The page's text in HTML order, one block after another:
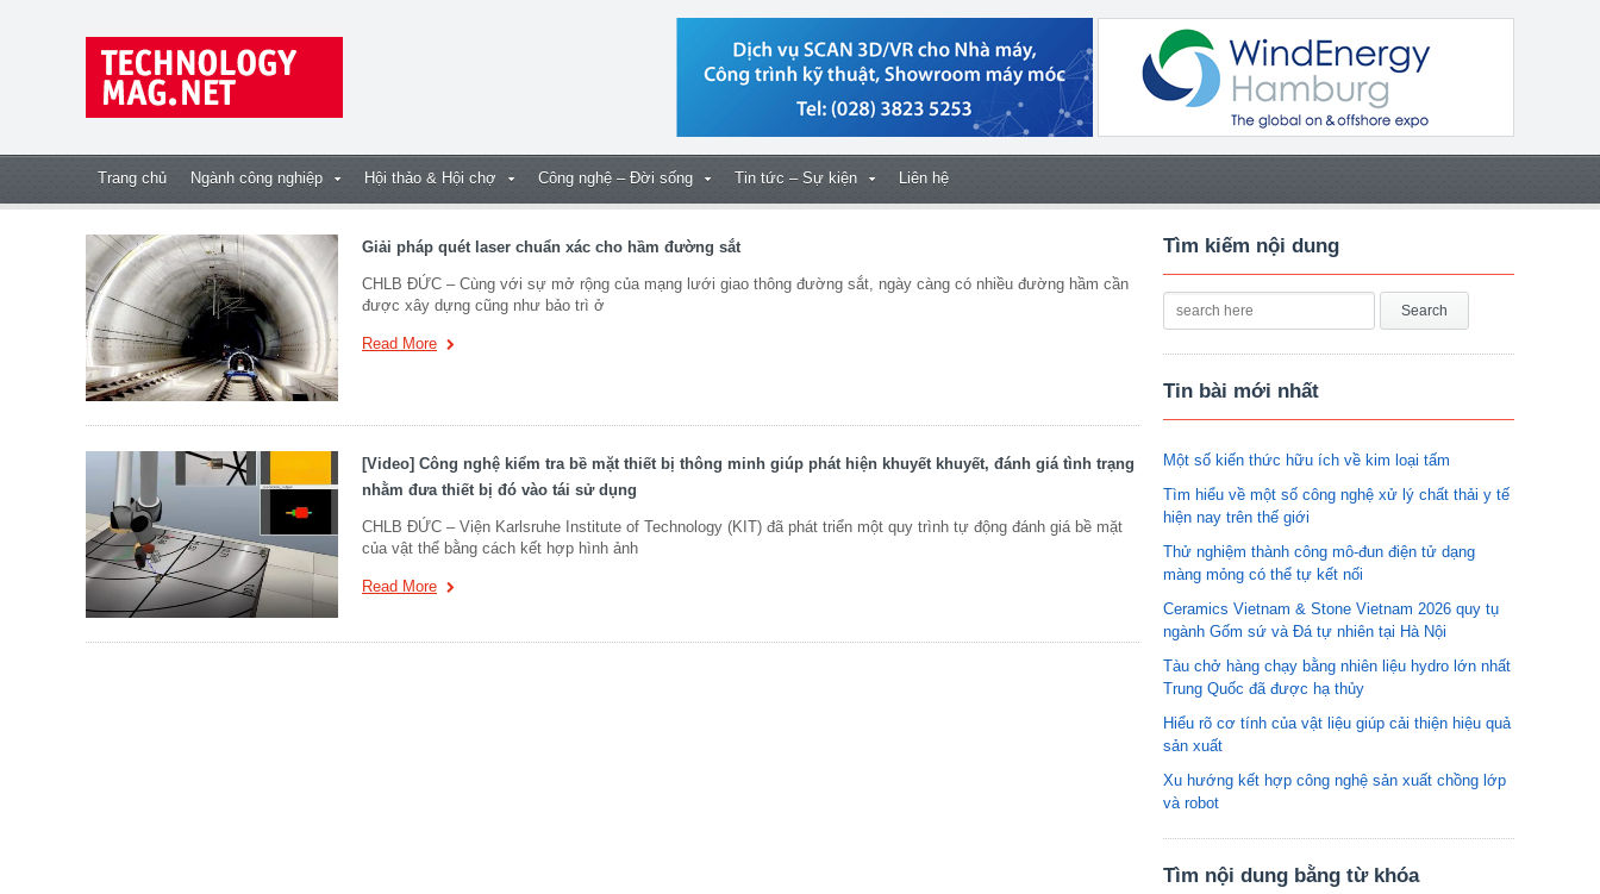
Trang chủ Ngành công nghiệp Hội thảo & Hội chợ Công nghệ – Đời sống Tin tức – Sự kiện Liên hệ
Giải pháp quét laser chuẩn xác cho hầm đường sắt
CHLB ĐỨC – Cùng với sự mở rộng của mạng lưới giao thông đường sắt, ngày càng có nhiều đường hầm cần
được xây dựng cũng như bảo trì ở
Read More
[Video] Công nghệ kiểm tra bề mặt thiết bị thông minh giúp phát hiện khuyết khuyết, đánh giá tình trạng
nhằm đưa thiết bị đó vào tái sử dụng
CHLB ĐỨC – Viện Karlsruhe Institute of Technology (KIT) đã phát triển một quy trình tự động đánh giá bề mặt
của vật thể bằng cách kết hợp hình ảnh
Read More
Tìm kiếm nội dung
Tin bài mới nhất
Một số kiến thức hữu ích về kim loại tấm
Tìm hiểu về một số công nghệ xử lý chất thải y tế
hiện nay trên thế giới
Thử nghiệm thành công mô-đun điện tử dạng
màng mỏng có thể tự kết nối
Ceramics Vietnam & Stone Vietnam 2026 quy tụ
ngành Gốm sứ và Đá tự nhiên tại Hà Nội
Tàu chở hàng chạy bằng nhiên liệu hydro lớn nhất
Trung Quốc đã được hạ thủy
Hiểu rõ cơ tính của vật liệu giúp cải thiện hiệu quả
sản xuất
Xu hướng kết hợp công nghệ sản xuất chồng lớp
và robot
Tìm nội dung bằng từ khóa